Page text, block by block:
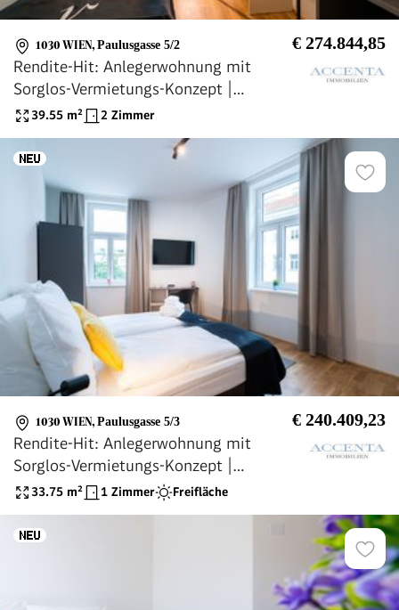
1030 WIEN, Paulusgasse 5/2 € 274.844,85
Rendite-Hit: Anlegerwohnung mit
Sorglos-Vermietungs-Konzept |
paulus5.at
39.55 m² 2 Zimmer
1030 WIEN, Paulusgasse 5/3 € 240.409,23
Rendite-Hit: Anlegerwohnung mit
Sorglos-Vermietungs-Konzept |
paulus5.at
33.75 m² 1 Zimmer Freifläche